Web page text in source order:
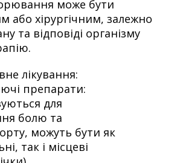
може бути
або хірургічним, залежно
та відповіді організму
лікування:
препарати:
для
болю та
можуть бути як
так і місцеві